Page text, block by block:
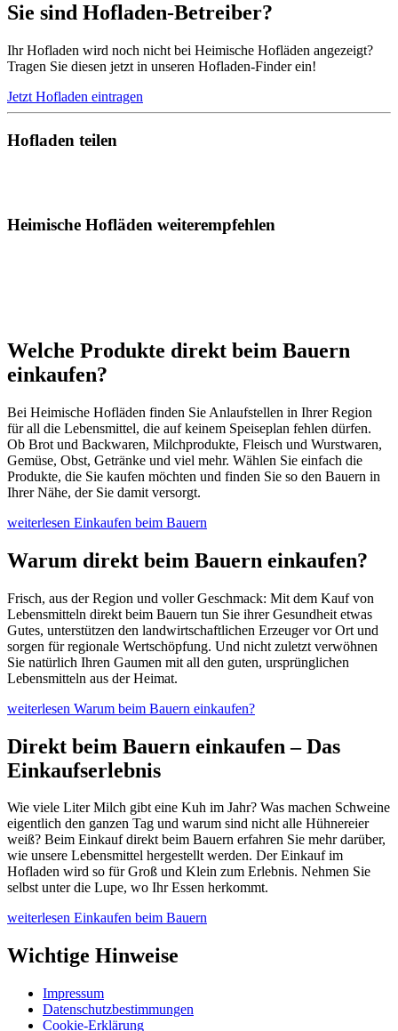
Sie sind Hofladen-Betreiber?
Ihr Hofladen wird noch nicht bei Heimische Hofläden angezeigt?
Tragen Sie diesen jetzt in unseren Hofladen-Finder ein!
Jetzt Hofladen eintragen
Hofladen teilen
Heimische Hofläden weiterempfehlen
Welche Produkte direkt beim Bauern
einkaufen?
Bei Heimische Hofläden finden Sie Anlaufstellen in Ihrer Region
für all die Lebensmittel, die auf keinem Speiseplan fehlen dürfen.
Ob Brot und Backwaren, Milchprodukte, Fleisch und Wurstwaren,
Gemüse, Obst, Getränke und viel mehr. Wählen Sie einfach die
Produkte, die Sie kaufen möchten und finden Sie so den Bauern in
Ihrer Nähe, der Sie damit versorgt.
weiterlesen Einkaufen beim Bauern
Warum direkt beim Bauern einkaufen?
Frisch, aus der Region und voller Geschmack: Mit dem Kauf von
Lebensmitteln direkt beim Bauern tun Sie ihrer Gesundheit etwas
Gutes, unterstützen den landwirtschaftlichen Erzeuger vor Ort und
sorgen für regionale Wertschöpfung. Und nicht zuletzt verwöhnen
Sie natürlich Ihren Gaumen mit all den guten, ursprünglichen
Lebensmitteln aus der Heimat.
weiterlesen Warum beim Bauern einkaufen?
Direkt beim Bauern einkaufen – Das
Einkaufserlebnis
Wie viele Liter Milch gibt eine Kuh im Jahr? Was machen Schweine
eigentlich den ganzen Tag und warum sind nicht alle Hühnereier
weiß? Beim Einkauf direkt beim Bauern erfahren Sie mehr darüber,
wie unsere Lebensmittel hergestellt werden. Der Einkauf im
Hofladen wird so für Groß und Klein zum Erlebnis. Nehmen Sie
selbst unter die Lupe, wo Ihr Essen herkommt.
weiterlesen Einkaufen beim Bauern
Wichtige Hinweise
Impressum
Datenschutzbestimmungen
Cookie-Erklärung